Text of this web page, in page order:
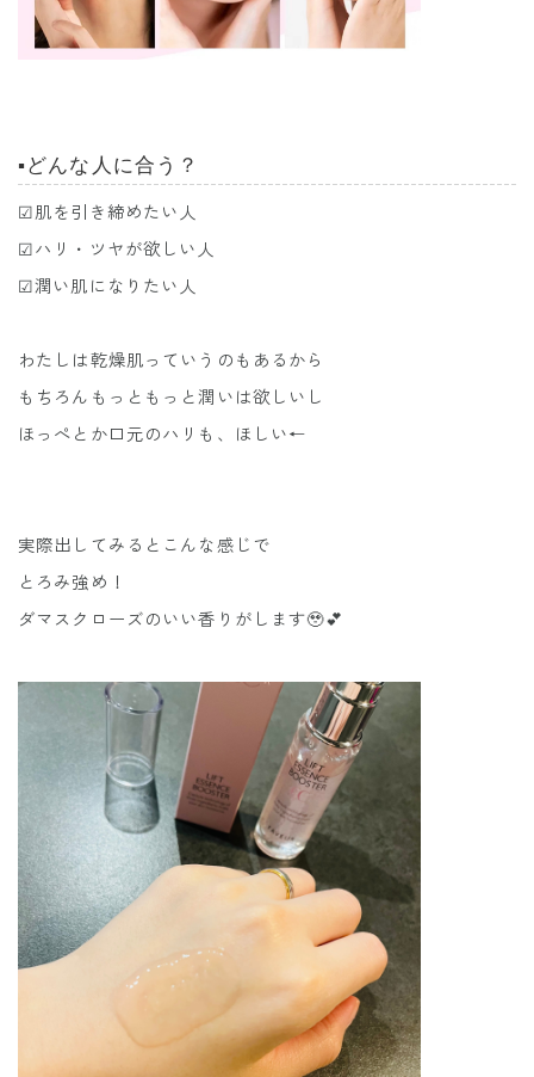
▪️どんな人に合う？
☑︎肌を引き締めたい人
☑︎ハリ・ツヤが欲しい人
☑︎潤い肌になりたい人
わたしは乾燥肌っていうのもあるから
もちろんもっともっと潤いは欲しいし
ほっぺとか口元のハリも、ほしい←
実際出してみるとこんな感じで
とろみ強め！
ダマスクローズのいい香りがします🥹💕